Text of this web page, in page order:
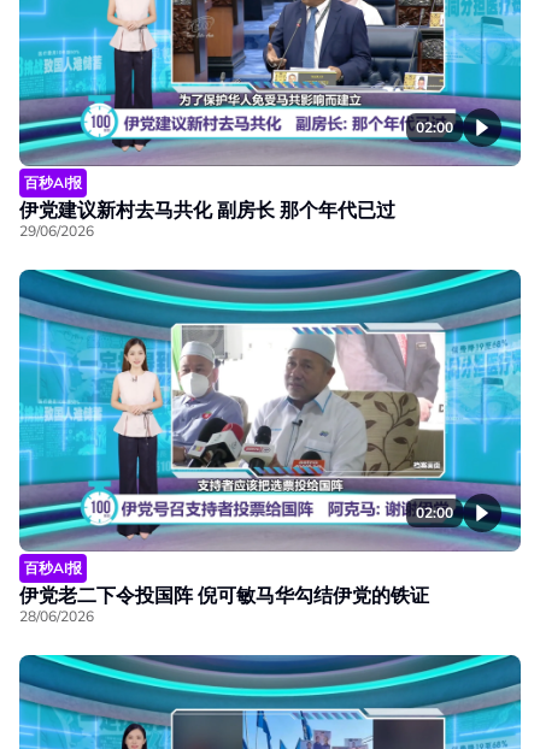
02:00
百秒AI报
伊党建议新村去马共化 副房长 那个年代已过
29/06/2026
02:00
百秒AI报
伊党老二下令投国阵 倪可敏马华勾结伊党的铁证
28/06/2026